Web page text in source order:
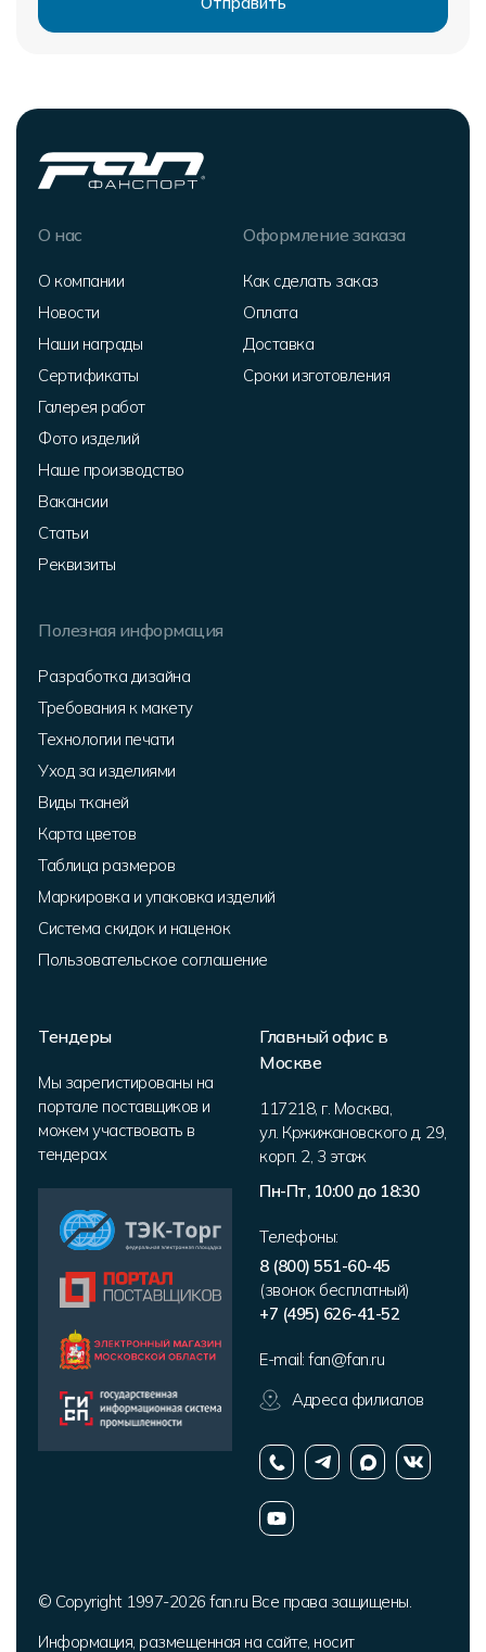
О нас
О компании
Новости
Наши награды
Сертификаты
Галерея работ
Фото изделий
Наше производство
Вакансии
Статьи
Реквизиты
Оформление заказа
Как сделать заказ
Оплата
Доставка
Сроки изготовления
Полезная информация
Разработка дизайна
Требования к макету
Технологии печати
Уход за изделиями
Виды тканей
Карта цветов
Таблица размеров
Маркировка и упаковка изделий
Система скидок и наценок
Пользовательское соглашение
Тендеры
Мы зарегистированы на
портале поставщиков и
можем участвовать в
тендерах
Главный офис в
Москве
117218, г. Москва,
ул. Кржижановского д. 29,
корп. 2, 3 этаж
Пн-Пт, 10:00 до 18:30
Телефоны:
8 (800) 551-60-45
(звонок бесплатный)
+7 (495) 626-41-52
E-mail: fan@fan.ru
Адреса филиалов
© Copyright 1997-2026 fan.ru Все права защищены.
Информация, размещенная на сайте, носит